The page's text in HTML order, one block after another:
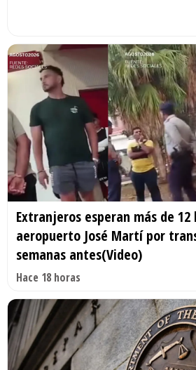
Extranjeros esperan más de 12
aeropuerto José Martí por
semanas antes(Video)
Hace 18 horas